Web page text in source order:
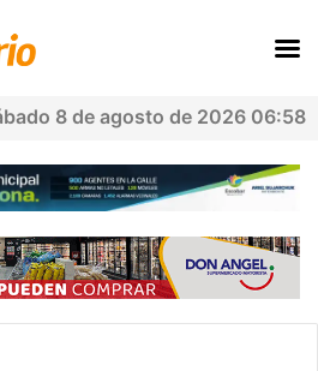
8 de agosto de 2026 06:58